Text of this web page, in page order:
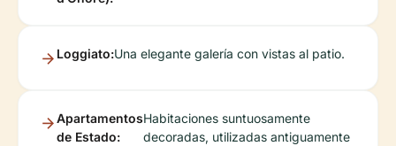
Loggiato:Una elegante galería con vistas al patio.
Apartamentos
de Estado:
Habitaciones suntuosamente
decoradas, utilizadas antiguamente